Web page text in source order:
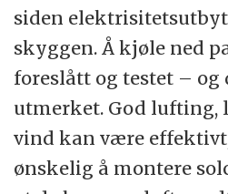
siden
skyggen. Å kjøle ned
foreslått og testet – og
utmerket. God lufting,
vind kan være
ønskelig å montere